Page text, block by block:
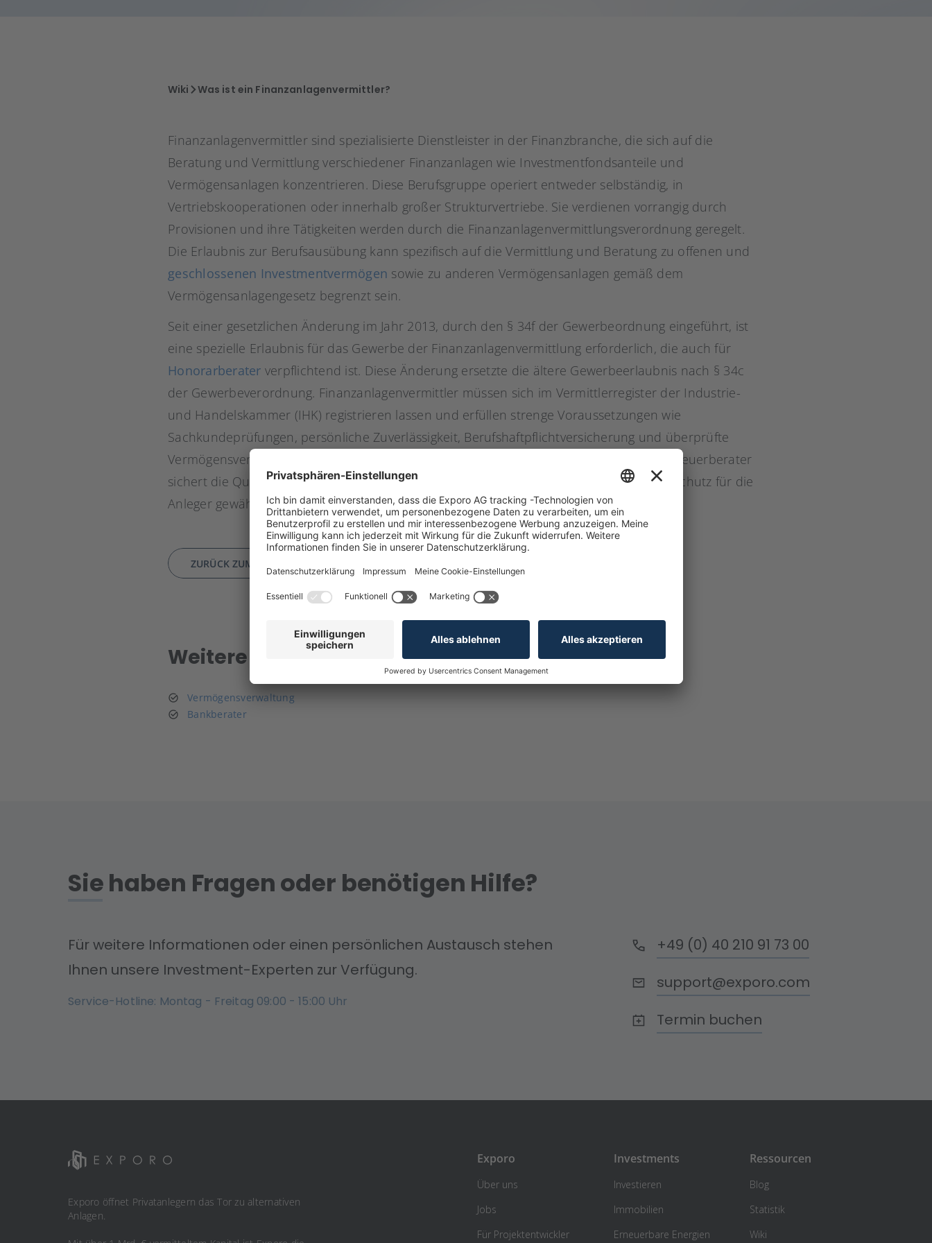
Wiki Was ist ein Finanzanlagenvermittler?
Finanzanlagenvermittler sind spezialisierte Dienstleister in der Finanzbranche, die sich auf die
Beratung und Vermittlung verschiedener Finanzanlagen wie Investmentfondsanteile und
Vermögensanlagen konzentrieren. Diese Berufsgruppe operiert entweder selbständig, in
Vertriebskooperationen oder innerhalb großer Strukturvertriebe. Sie verdienen vorrangig durch
Provisionen und ihre Tätigkeiten werden durch die Finanzanlagenvermittlungsverordnung geregelt.
Die Erlaubnis zur Berufsausübung kann spezifisch auf die Vermittlung und Beratung zu offenen und
geschlossenen Investmentvermögen sowie zu anderen Vermögensanlagen gemäß dem
Vermögensanlagengesetz begrenzt sein.
Seit einer gesetzlichen Änderung im Jahr 2013, durch den § 34f der Gewerbeordnung eingeführt, ist
eine spezielle Erlaubnis für das Gewerbe der Finanzanlagenvermittlung erforderlich, die auch für
Honorarberater verpflichtend ist. Diese Änderung ersetzte die ältere Gewerbeerlaubnis nach § 34c
der Gewerbeverordnung. Finanzanlagenvermittler müssen sich im Vermittlerregister der Industrie-
und Handelskammer (IHK) registrieren lassen und erfüllen strenge Voraussetzungen wie
Sachkundeprüfungen, persönliche Zuverlässigkeit, Berufshaftpflichtversicherung und überprüfte
Vermögensverhältnisse. Die jährliche Prüfung durch Wirtschaftsprüfer oder geeignete Steuerberater
sichert die Qualität und Einhaltung der gesetzlichen Vorschriften, was einen effektiven Schutz für die
Anleger gewährleistet.
ZURÜCK ZUM WIKI
Weitere verwandte Themen:
Vermögensverwaltung
Bankberater
Sie haben Fragen oder benötigen Hilfe?
Für weitere Informationen oder einen persönlichen Austausch stehen
Ihnen unsere Investment-Experten zur Verfügung.
Service-Hotline: Montag - Freitag 09:00 - 15:00 Uhr
+49 (0) 40 210 91 73 00
support@exporo.com
Termin buchen
Exporo öffnet Privatanlegern das Tor zu alternativen
Anlagen.
Exporo
Über uns
Jobs
Für Projektentwickler
Investments
Investieren
Immobilien
Erneuerbare Energien
Ressourcen
Blog
Statistik
Wiki